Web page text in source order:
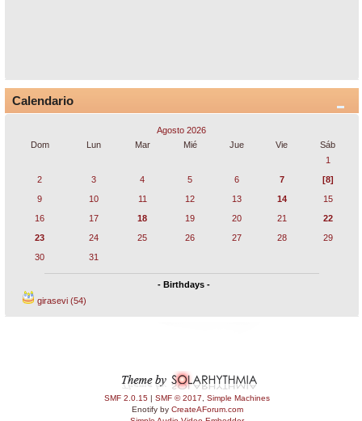
Calendario
Agosto 2026
Dom
Lun Mar Mié Jue Vie
Sáb
1
2
3 4 5 6 7
[8]
9
10 11 12 13 14
15
16
17 18 19 20 21
22
23
24 25 26 27 28
29
30
31
- Birthdays -
girasevi (54)
SMF 2.0.15 | SMF © 2017
Simple Machines
Enotify by CreateAForum.com